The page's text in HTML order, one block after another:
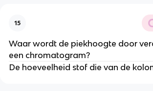
15
Waar wordt de piekhoogte door
een chromatogram?
De hoeveelheid stof die van de